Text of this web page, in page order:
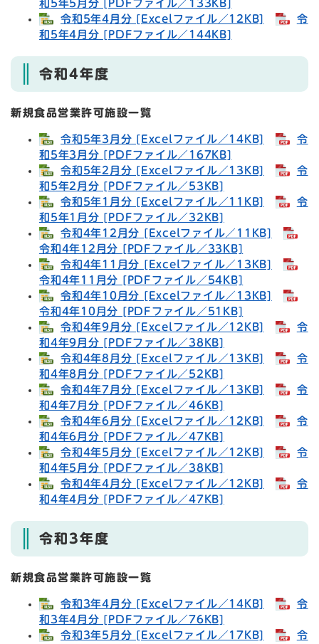
和5年5月分 [PDFファイル／133KB]
令和5年4月分 [Excelファイル／12KB]
令
和5年4月分 [PDFファイル／144KB]
令和4年度
新規食品営業許可施設一覧
令和5年3月分 [Excelファイル／14KB]
令
和5年3月分 [PDFファイル／167KB]
令和5年2月分 [Excelファイル／13KB]
令
和5年2月分 [PDFファイル／53KB]
令和5年1月分 [Excelファイル／11KB]
令
和5年1月分 [PDFファイル／32KB]
令和4年12月分 [Excelファイル／11KB]
令和4年12月分 [PDFファイル／33KB]
令和4年11月分 [Excelファイル／13KB]
令和4年11月分 [PDFファイル／54KB]
令和4年10月分 [Excelファイル／13KB]
令和4年10月分 [PDFファイル／51KB]
令和4年9月分 [Excelファイル／12KB]
令
和4年9月分 [PDFファイル／38KB]
令和4年8月分 [Excelファイル／13KB]
令
和4年8月分 [PDFファイル／52KB]
令和4年7月分 [Excelファイル／13KB]
令
和4年7月分 [PDFファイル／46KB]
令和4年6月分 [Excelファイル／12KB]
令
和4年6月分 [PDFファイル／47KB]
令和4年5月分 [Excelファイル／12KB]
令
和4年5月分 [PDFファイル／38KB]
令和4年4月分 [Excelファイル／12KB]
令
和4年4月分 [PDFファイル／47KB]
令和3年度
新規食品営業許可施設一覧
令和3年4月分 [Excelファイル／14KB]
令
和3年4月分 [PDFファイル／76KB]
令和3年5月分 [Excelファイル／17KB]
令